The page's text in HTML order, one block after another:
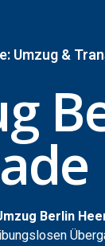
Umzug &
Berlin